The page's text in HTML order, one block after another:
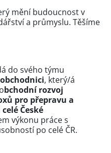
mění budoucnost v
a průmyslu. Těšíme
do svého týmu
, který/á
bchodní rozvoj
pro přepravu a
České
výkonu práce s
po celé ČR.